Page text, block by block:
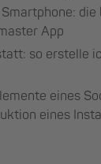
App
so erstelle
eines
eines